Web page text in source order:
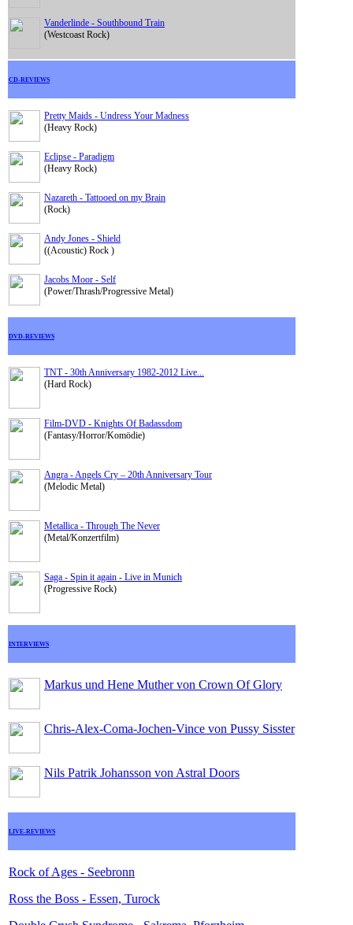
Vanderlinde - Southbound Train
(Westcoast Rock)
CD-REVIEWS
Pretty Maids - Undress Your Madness
(Heavy Rock)
Eclipse - Paradigm
(Heavy Rock)
Nazareth - Tattooed on my Brain
(Rock)
Andy Jones - Shield
((Acoustic) Rock )
Jacobs Moor - Self
(Power/Thrash/Progressive Metal)
DVD-REVIEWS
TNT - 30th Anniversary 1982-2012 Live...
(Hard Rock)
Film-DVD - Knights Of Badassdom
(Fantasy/Horror/Komödie)
Angra - Angels Cry – 20th Anniversary Tour
(Melodic Metal)
Metallica - Through The Never
(Metal/Konzertfilm)
Saga - Spin it again - Live in Munich
(Progressive Rock)
INTERVIEWS
Markus und Hene Muther von Crown Of Glory
Chris-Alex-Coma-Jochen-Vince von Pussy Sisster
Nils Patrik Johansson von Astral Doors
LIVE-REVIEWS
Rock of Ages - Seebronn
Ross the Boss - Essen, Turock